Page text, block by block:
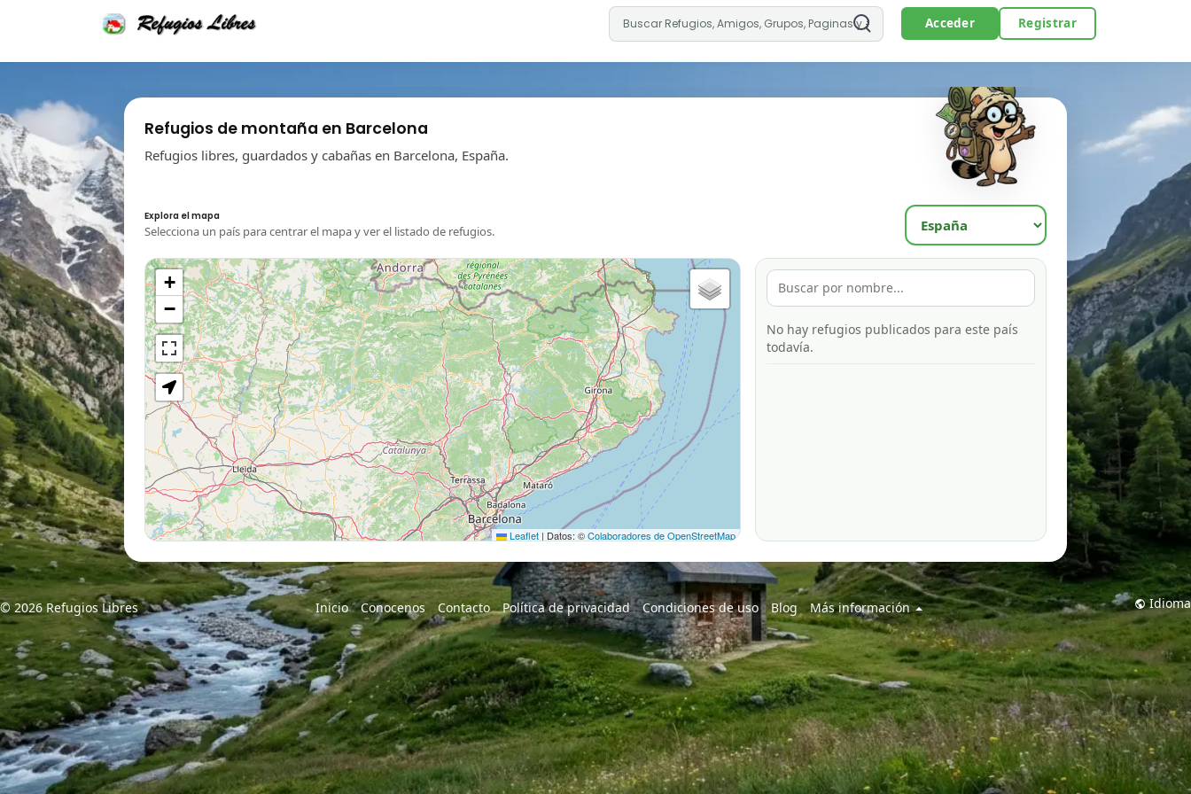
Acceder Registrar
Refugios de montaña en Barcelona
Refugios libres, guardados y cabañas en Barcelona, España.
Explora el mapa
Selecciona un país para centrar el mapa y ver el listado de refugios.
+
−
Leaflet | Datos: ©Colaboradores de OpenStreetMap
No hay refugios publicados para este país
todavía.
© 2026 Refugios Libres Inicio Conocenos Contacto Política de privacidad Condiciones de uso Blog Más información Idioma